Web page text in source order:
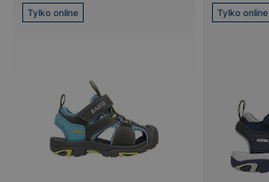
Tylko online Tylko online